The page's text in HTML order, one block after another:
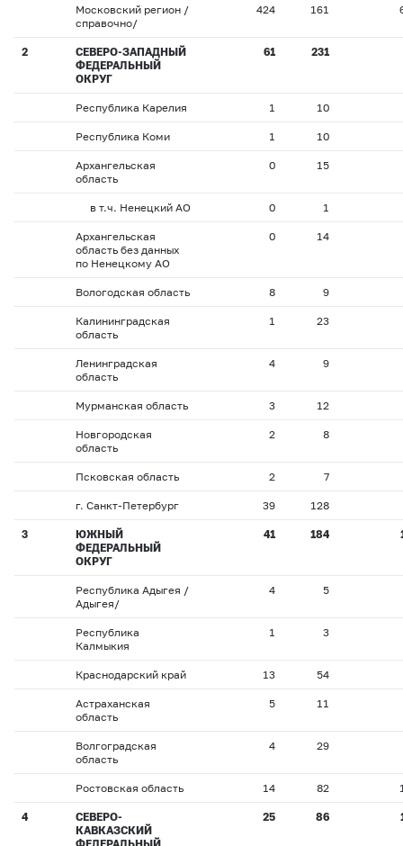
Московский регион /
справочно/
424 161
2
СЕВЕРО-ЗАПАДНЫЙ
ФЕДЕРАЛЬНЫЙ
ОКРУГ
61 231
Республика Карелия 1 10
Республика Коми 1 10
Архангельская
область
0 15
в т.ч. Ненецкий АО 0 1
Архангельская
область без данных
по Ненецкому АО
0 14
Вологодская область 8 9
Калининградская
область
1 23
Ленинградская
область
4 9
Мурманская область 3 12
Новгородская
область
2 8
Псковская область 2 7
г. Санкт-Петербург 39 128
3
ЮЖНЫЙ
ФЕДЕРАЛЬНЫЙ
ОКРУГ
41 184
Республика Адыгея /
Адыгея/
4 5
Республика
Калмыкия
1 3
Краснодарский край 13 54
Астраханская
область
5 11
Волгоградская
область
4 29
Ростовская область 14 82
4
СЕВЕРО-
КАВКАЗСКИЙ
25 86